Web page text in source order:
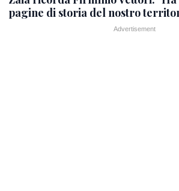
pagine di storia del nostro